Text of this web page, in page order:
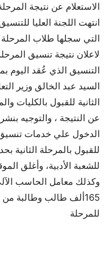
انتهت اللجنة العليا
التي سجلها طلاب المرحلة
لاعلان نتيجة تنسيق
التنسيق الذي عُقد اليوم
السيد عبد الخالق وزير
الثانية للقبول بالكليات
عن النتيجة ، والتوجيه
الدخول علي خدمات تنسيق
للشعبة الأدبية، وأغلق
وكذلك معامل الحاسب
للمرحلة